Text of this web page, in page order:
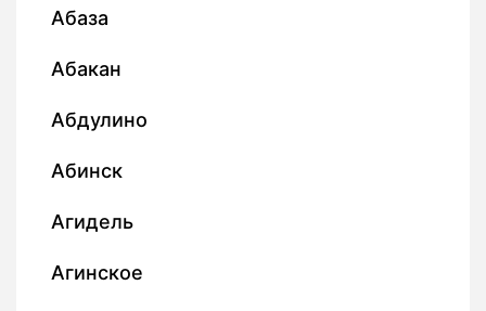
Абаза
Абакан
Абдулино
Абинск
Агидель
Агинское